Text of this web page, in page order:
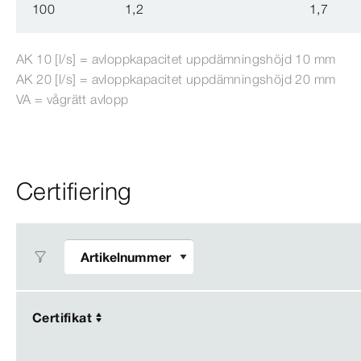
100 1,2 1,7
AK 10 [l/s] = avloppkapacitet uppdämningshöjd 10 mm
AK 20 [l/s] = avloppkapacitet uppdämningshöjd 20 mm
VA = vågrätt avlopp
Certifiering
Certifikat
Certifikat